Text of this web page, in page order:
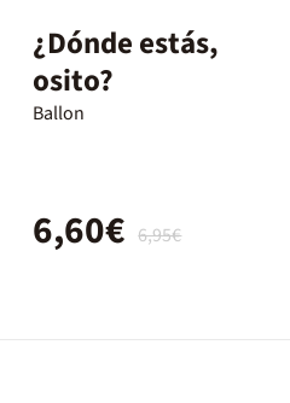
¿Dónde estás,
osito?
Ballon
6,95€
6,60€